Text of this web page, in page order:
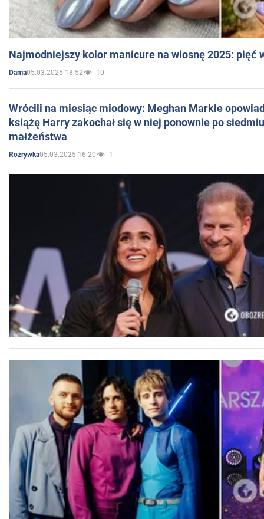
Najmodniejszy kolor manicure na wiosnę 2025: pięć
Dama05.03.2025 18:52 10
Wrócili na miesiąc miodowy: Meghan Markle
książę Harry zakochał się w niej ponownie po
małżeństwa
Rozrywka05.03.2025 16:20 1